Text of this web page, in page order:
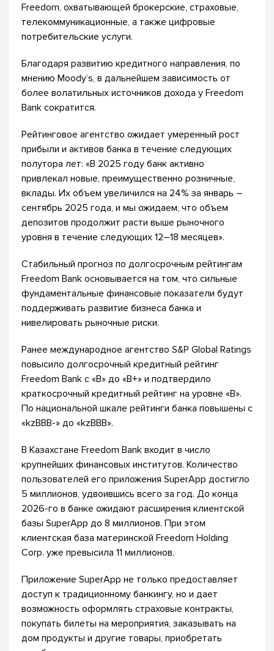
Freedom, охватывающей брокерские, страховые,
телекоммуникационные, а также цифровые
потребительские услуги.
Благодаря развитию кредитного направления, по
мнению Moody’s, в дальнейшем зависимость от
более волатильных источников дохода у Freedom
Bank сократится.
Рейтинговое агентство ожидает умеренный рост
прибыли и активов банка в течение следующих
полутора лет: «В 2025 году банк активно
привлекал новые, преимущественно розничные,
вклады. Их объем увеличился на 24% за январь –
сентябрь 2025 года, и мы ожидаем, что объем
депозитов продолжит расти выше рыночного
уровня в течение следующих 12–18 месяцев».
Стабильный прогноз по долгосрочным рейтингам
Freedom Bank основывается на том, что сильные
фундаментальные финансовые показатели будут
поддерживать развитие бизнеса банка и
нивелировать рыночные риски.
Ранее международное агентство S&P Global Ratings
повысило долгосрочный кредитный рейтинг
Freedom Bank с «В» до «В+» и подтвердило
краткосрочный кредитный рейтинг на уровне «В».
По национальной шкале рейтинги банка повышены с
«kzBBB-» до «kzBBB».
В Казахстане Freedom Bank входит в число
крупнейших финансовых институтов. Количество
пользователей его приложения SuperApp достигло
5 миллионов, удвоившись всего за год. До конца
2026-го в банке ожидают расширения клиентской
базы SuperApp до 8 миллионов. При этом
клиентская база материнской Freedom Holding
Corp. уже превысила 11 миллионов.
Приложение SuperApp не только предоставляет
доступ к традиционному банкингу, но и дает
возможность оформлять страховые контракты,
покупать билеты на мероприятия, заказывать на
дом продукты и другие товары, приобретать